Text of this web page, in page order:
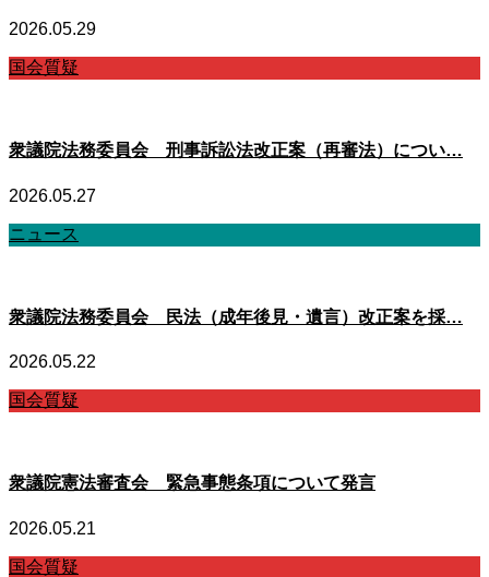
2026.05.29
国会質疑
衆議院法務委員会 刑事訴訟法改正案（再審法）につい…
2026.05.27
ニュース
衆議院法務委員会 民法（成年後見・遺言）改正案を採…
2026.05.22
国会質疑
衆議院憲法審査会 緊急事態条項について発言
2026.05.21
国会質疑